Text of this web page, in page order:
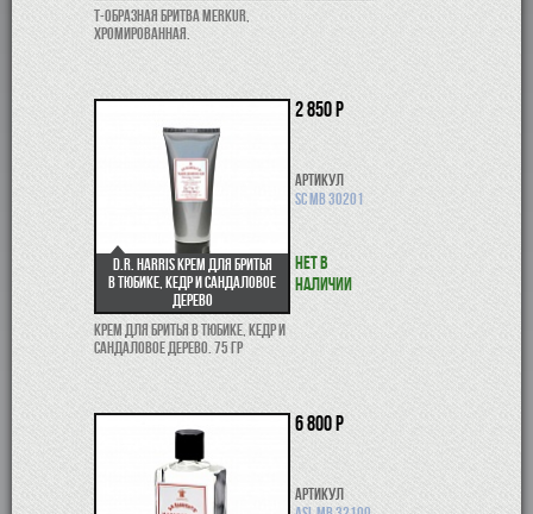
Т-образная бритва Merkur,
хромированная.
D.R. Harris крем для бритья
в тюбике, кедр и сандаловое
дерево
Крем для бритья в тюбике, кедр и
сандаловое дерево. 75 гр
2 850 р
Артикул
SC MB 30201
Нет в
наличии
6 800 р
Артикул